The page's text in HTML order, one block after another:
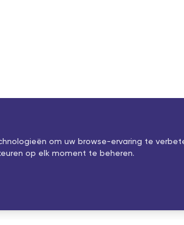
om uw browse-ervaring te
op elk moment te beheren.